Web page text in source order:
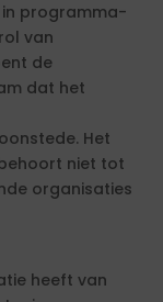
in programma-
van
de
dat het
Het
niet tot
organisaties
heeft van